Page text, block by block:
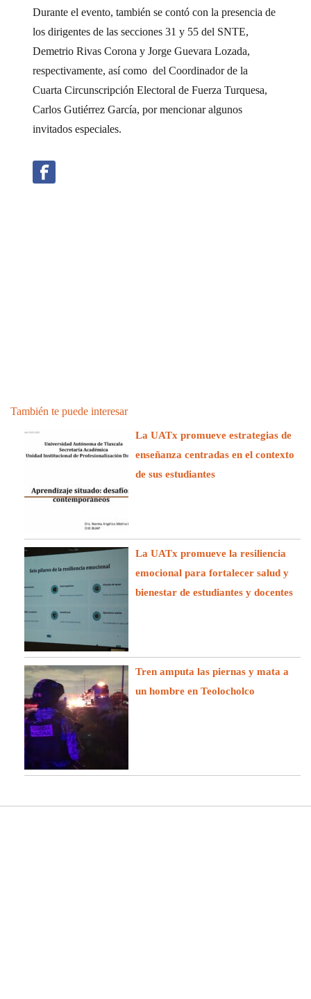
Durante el evento, también se contó con la presencia de
los dirigentes de las secciones 31 y 55 del SNTE,
Demetrio Rivas Corona y Jorge Guevara Lozada,
respectivamente, así como del Coordinador de la
Cuarta Circunscripción Electoral de Fuerza Turquesa,
Carlos Gutiérrez García, por mencionar algunos
invitados especiales.
También te puede interesar
La UATx promueve estrategias de
enseñanza centradas en el contexto
de sus estudiantes
La UATx promueve la resiliencia
emocional para fortalecer salud y
bienestar de estudiantes y docentes
Tren amputa las piernas y mata a
un hombre en Teolocholco